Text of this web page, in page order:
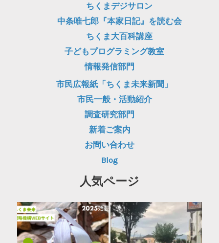
ちくまデジサロン
中条唯七郎『本家日記』を読む会
ちくま大百科講座
子どもプログラミング教室
情報発信部門
市民広報紙「ちくま未来新聞」
市民一般・活動紹介
調査研究部門
新着ご案内
お問い合わせ
Blog
人気ページ